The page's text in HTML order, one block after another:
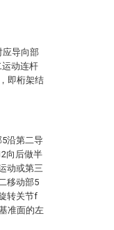
应导向部
运动连杆
即桁架结
沿第二导
向后做半
动或第三
移动部5
转关节f
准面的左